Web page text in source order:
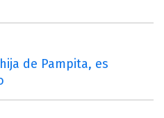
de Pampita, es